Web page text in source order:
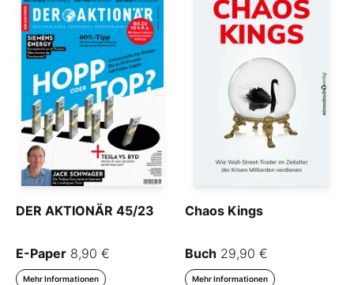
DER AKTIONÄR 45/23
E-Paper 8,90 €
Mehr Informationen
Chaos Kings
Buch 29,90 €
Mehr Informationen